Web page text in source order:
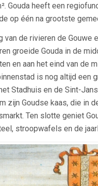
Gouda heeft een
op één na grootste
van de rivieren de
groeide Gouda in de
en aan het eind van de
is nog altijd een
Stadhuis en de Sint-
zijn Goudse kaas, die in
Ten slotte geniet
stroopwafels en de